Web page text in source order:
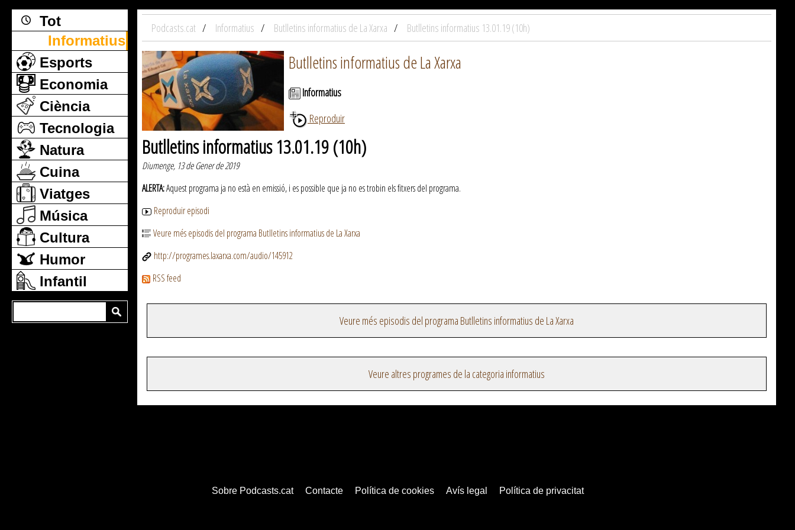
Tot
Informatius
Esports
Economia
Ciència
Tecnologia
Natura
Cuina
Viatges
Música
Cultura
Humor
Infantil
Podcasts.cat Informatius Butlletins informatius de La Xarxa Butlletins informatius 13.01.19 (10h)
Butlletins informatius de La Xarxa
Informatius
Reproduir
Butlletins informatius 13.01.19 (10h)
Diumenge, 13 de Gener de 2019
ALERTA:Aquest programa ja no està en emissió, i es possible que ja no es trobin els fitxers del programa.
Reproduir episodi
Veure més episodis del programa Butlletins informatius de La Xarxa
http://programes.laxarxa.com/audio/145912
RSS feed
Veure més episodis del programa Butlletins informatius de La Xarxa
Veure altres programes de la categoria informatius
Sobre Podcasts.cat Contacte Política de cookies Avís legal Política de privacitat